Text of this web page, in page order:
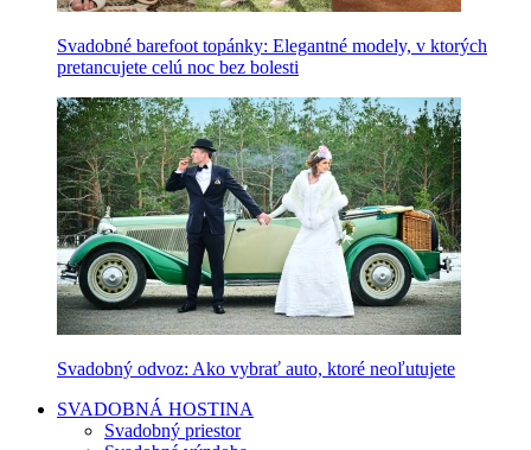
Svadobné barefoot topánky: Elegantné modely, v ktorých
pretancujete celú noc bez bolesti
Svadobný odvoz: Ako vybrať auto, ktoré neoľutujete
SVADOBNÁ HOSTINA
Svadobný priestor